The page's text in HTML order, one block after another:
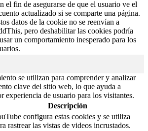
el fin de asegurarse de que el usuario ve el
actualizado si se comparte una página.
datos de la cookie no se reenvían a
pero deshabilitar las cookies podría
un comportamiento inesperado para los
se utilizan para comprender y analizar
clave del sitio web, lo que ayuda a
experiencia de usuario para los visitantes.
Descripción
configura estas cookies y se utiliza
rastrear las vistas de videos incrustados.